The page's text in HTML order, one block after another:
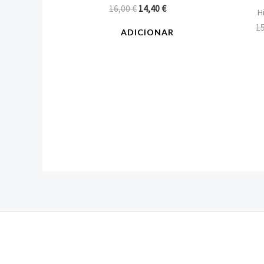
16,00€14,40€
ADICIONAR